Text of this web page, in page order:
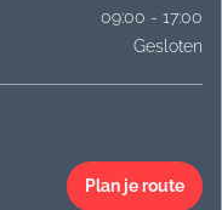
09:00 - 17:00
Gesloten
Plan je route